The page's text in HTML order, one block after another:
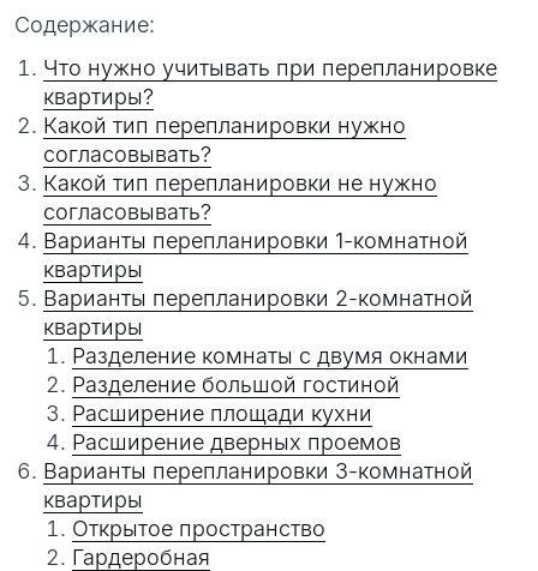
Содержание:
Что нужно учитывать при перепланировке
квартиры?
Какой тип перепланировки нужно
согласовывать?
Какой тип перепланировки не нужно
согласовывать?
Варианты перепланировки 1-комнатной
квартиры
Варианты перепланировки 2-комнатной
квартиры
Разделение комнаты с двумя окнами
Разделение большой гостиной
Расширение площади кухни
Расширение дверных проемов
Варианты перепланировки 3-комнатной
квартиры
Открытое пространство
Гардеробная